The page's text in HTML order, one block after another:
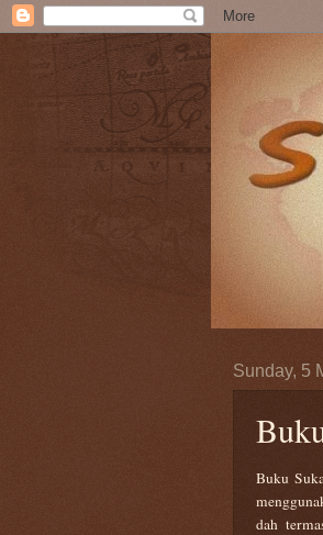
Sunday, 5
Buku
dah